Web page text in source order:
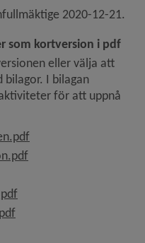
2020-12-21.
som kortversion i pdf
eller välja att
bilagor. I bilagan
för att uppnå
, 1 MB, öppnas i nytt
, 2.1 MB, öppnas i
kB, öppnas i nytt
, 322.4 kB, öppnas i nytt
, 250 kB, öppnas i nytt
kB, öppnas i nytt fönster.